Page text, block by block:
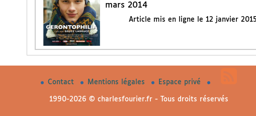
mars 2014
Article mis en ligne le 12 janvier
Contact Mentions légales Espace privé
1990-2026 © charlesfourier.fr - Tous droits réservés